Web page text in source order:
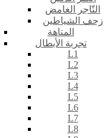
التّاجر الغامض
زحف الشياطين
المتاهة
تجربة الأبطال
L1
L2
L3
L4
L5
L6
L7
L8